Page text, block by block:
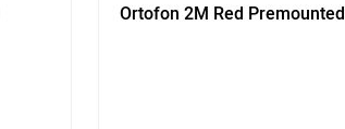
Ortofon 2M Red Premounted